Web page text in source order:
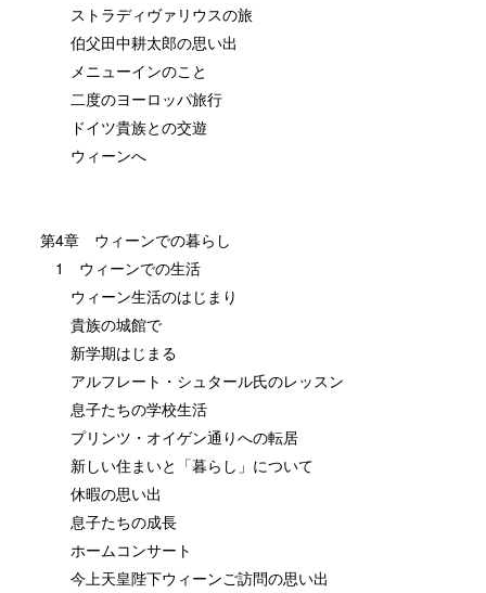
ストラディヴァリウスの旅
伯父田中耕太郎の思い出
メニューインのこと
二度のヨーロッパ旅行
ドイツ貴族との交遊
ウィーンへ
第4章 ウィーンでの暮らし
1 ウィーンでの生活
ウィーン生活のはじまり
貴族の城館で
新学期はじまる
アルフレート・シュタール氏のレッスン
息子たちの学校生活
プリンツ・オイゲン通りへの転居
新しい住まいと「暮らし」について
休暇の思い出
息子たちの成長
ホームコンサート
今上天皇陛下ウィーンご訪問の思い出